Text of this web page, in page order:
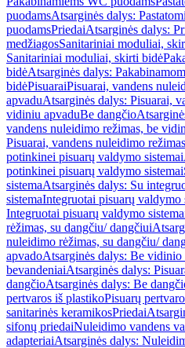
puodamsAtsarginės dalys:
puodamsPriedaiAtsarginės dalys:
medžiagosSanitariniai moduliai,
Sanitariniai moduliai, skirti bidė
bidėAtsarginės dalys:
bidėPisuaraiPisuarai, vandens
apvaduAtsarginės dalys: Pisuarai,
vidiniu apvaduBe dangčio
vandens nuleidimo režimas, be
Pisuarai, vandens nuleidimo
potinkinei pisuarų valdymo sistemai
potinkinei pisuarų valdymo sistemai
sistemaAtsarginės dalys: Su
sistemaIntegruotai pisuarų valdymo
Integruotai pisuarų valdymo
rėžimas, su dangčiu/ dangčiui
nuleidimo rėžimas, su dangčiu/
apvadoAtsarginės dalys: Be vidinio
bevandeniaiAtsarginės dalys:
dangčioAtsarginės dalys: Be
pertvaros iš plastikoPisuarų
sanitarinės keramikosPriedai
sifonų priedaiNuleidimo vandens
adapteriaiAtsarginės dalys: